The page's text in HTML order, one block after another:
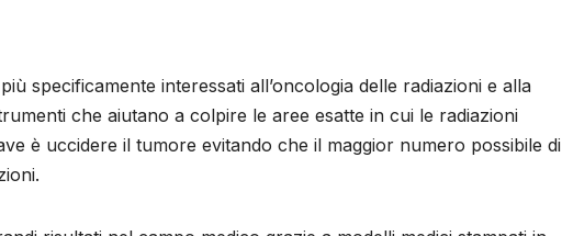
specificamente interessati all’oncologia delle radiazioni e alla
che aiutano a colpire le aree esatte in cui le radiazioni
è uccidere il tumore evitando che il maggior numero possibile di